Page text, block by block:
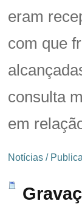
eram
com que
consulta
em
Notícias /